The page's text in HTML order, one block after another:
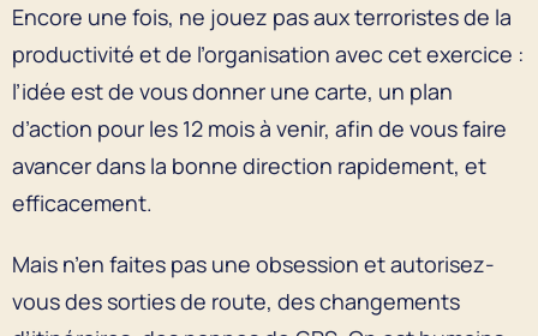
Encore une fois, ne jouez pas aux terroristes de la
productivité et de l’organisation avec cet exercice :
l’idée est de vous donner une carte, un plan
d’action pour les 12 mois à venir, afin de vous faire
avancer dans la bonne direction rapidement, et
efficacement.
Mais n’en faites pas une obsession et autorisez-
vous des sorties de route, des changements